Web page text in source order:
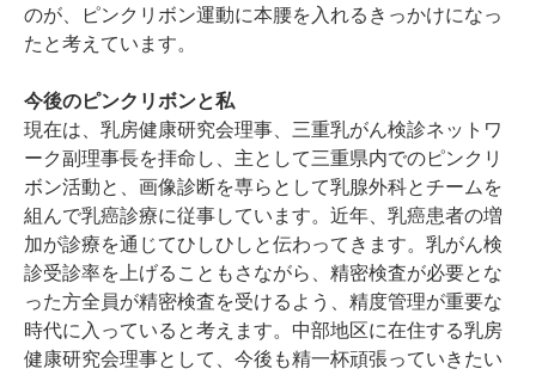
のが、ピンクリボン運動に本腰を入れるきっかけになっ
たと考えています。
今後のピンクリボンと私
現在は、乳房健康研究会理事、三重乳がん検診ネットワ
ーク副理事長を拝命し、主として三重県内でのピンクリ
ボン活動と、画像診断を専らとして乳腺外科とチームを
組んで乳癌診療に従事しています。近年、乳癌患者の増
加が診療を通じてひしひしと伝わってきます。乳がん検
診受診率を上げることもさながら、精密検査が必要とな
った方全員が精密検査を受けるよう、精度管理が重要な
時代に入っていると考えます。中部地区に在住する乳房
健康研究会理事として、今後も精一杯頑張っていきたい